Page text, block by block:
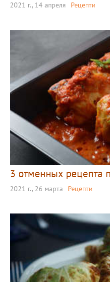
2021 г., 14 апреля Рецепти
3 отменных рецепта
2021 г., 26 марта Рецепти